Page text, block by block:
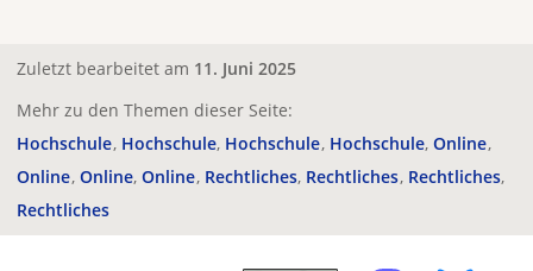
Zuletzt bearbeitet am 11. Juni 2025
Mehr zu den Themen dieser Seite:
Hochschule Hochschule Hochschule Hochschule Online
Online Online Online Rechtliches Rechtliches Rechtliches
Rechtliches